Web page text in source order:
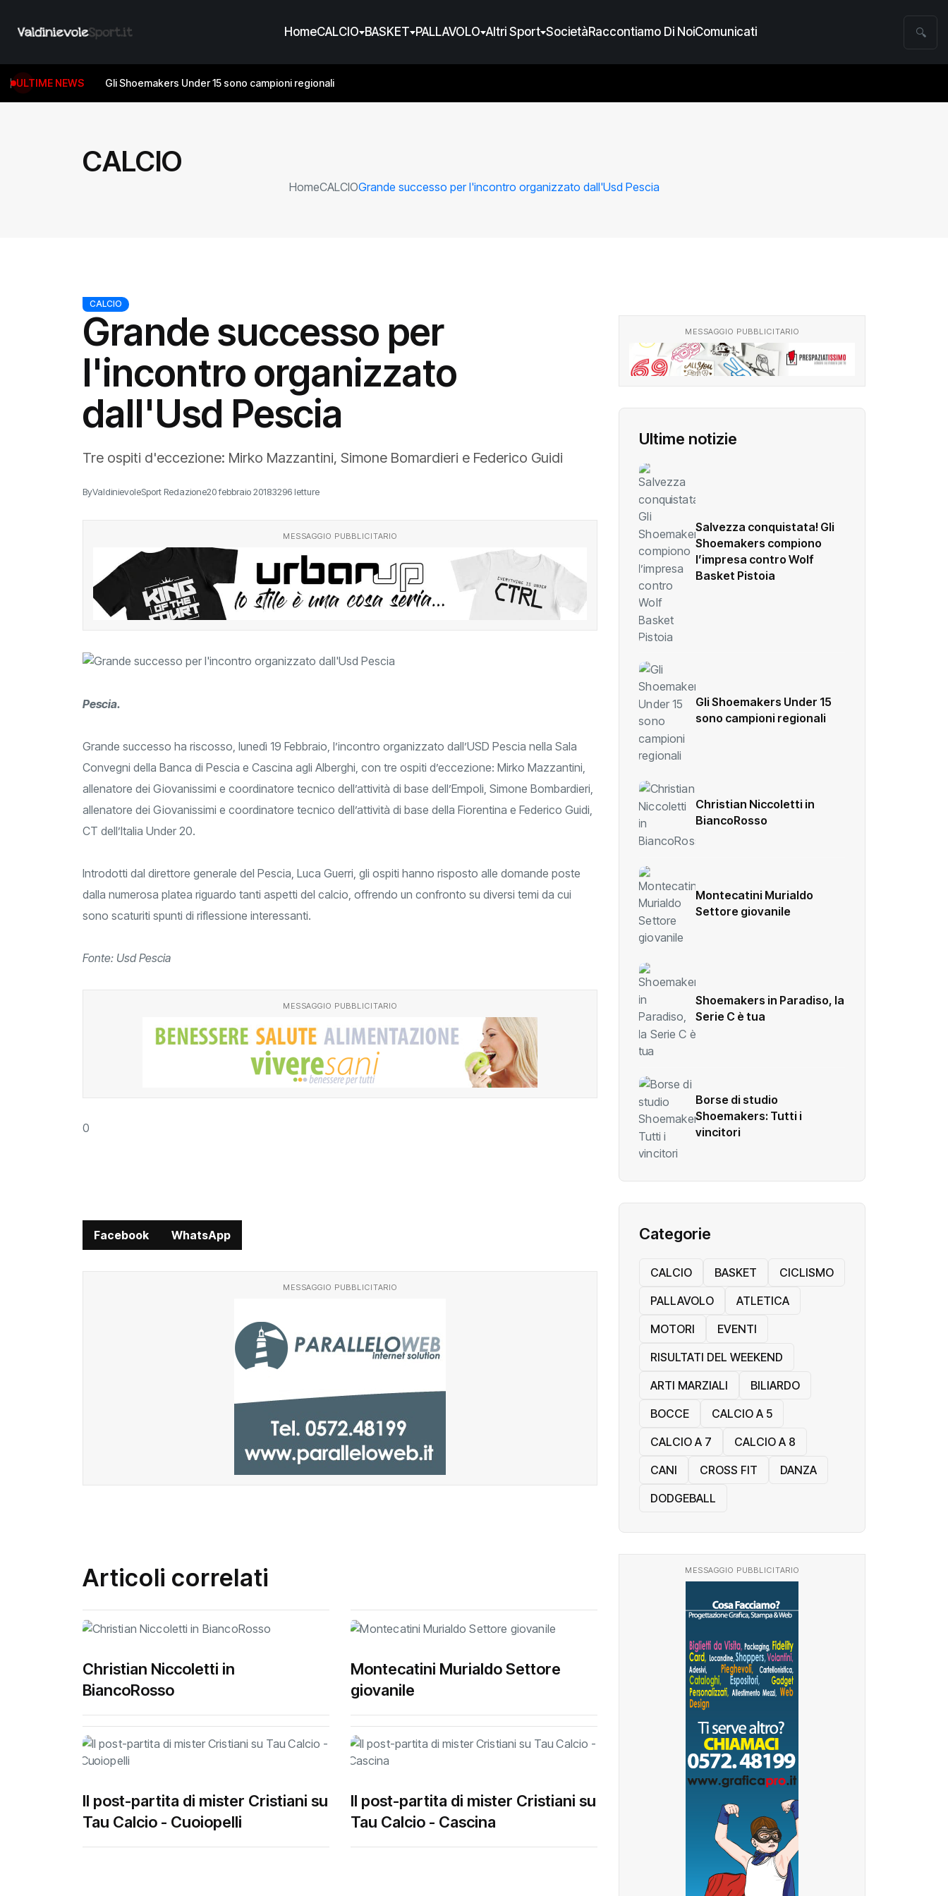
HomeCALCIO BASKET PALLAVOLO Altri Sport SocietàRaccontiamo Di NoiComunicati 🔍
ULTIME NEWS Gli Shoemakers Under 15 sono campioni regionali
CALCIO
HomeCALCIOGrande successo per l'incontro organizzato dall'Usd Pescia
CALCIO
Grande successo per
l'incontro organizzato
dall'Usd Pescia
Tre ospiti d'eccezione: Mirko Mazzantini, Simone Bomardieri e Federico Guidi
ByValdinievoleSport Redazione20 febbraio 20183296 letture
MESSAGGIO PUBBLICITARIO
Pescia.
Grande successo ha riscosso, lunedì 19 Febbraio, l’incontro organizzato dall’USD Pescia nella Sala
Convegni della Banca di Pescia e Cascina agli Alberghi, con tre ospiti d’eccezione: Mirko Mazzantini,
allenatore dei Giovanissimi e coordinatore tecnico dell’attività di base dell’Empoli, Simone Bombardieri,
allenatore dei Giovanissimi e coordinatore tecnico dell’attività di base della Fiorentina e Federico Guidi,
CT dell’Italia Under 20.
Introdotti dal direttore generale del Pescia, Luca Guerri, gli ospiti hanno risposto alle domande poste
dalla numerosa platea riguardo tanti aspetti del calcio, offrendo un confronto su diversi temi da cui
sono scaturiti spunti di riflessione interessanti.
Fonte: Usd Pescia
MESSAGGIO PUBBLICITARIO
0
Facebook WhatsApp
MESSAGGIO PUBBLICITARIO
Articoli correlati
Christian Niccoletti in
BiancoRosso
Montecatini Murialdo Settore
giovanile
Il post-partita di mister Cristiani su
Tau Calcio - Cuoiopelli
Il post-partita di mister Cristiani su
Tau Calcio - Cascina
MESSAGGIO PUBBLICITARIO
Ultime notizie
Salvezza conquistata! Gli
Shoemakers compiono
l’impresa contro Wolf
Basket Pistoia
Gli Shoemakers Under 15
sono campioni regionali
Christian Niccoletti in
BiancoRosso
Montecatini Murialdo
Settore giovanile
Shoemakers in Paradiso, la
Serie C è tua
Borse di studio
Shoemakers: Tutti i
vincitori
Categorie
CALCIO BASKET
CICLISMO
PALLAVOLO
ATLETICA
MOTORI
EVENTI
RISULTATI DEL WEEKEND
ARTI MARZIALI
BILIARDO
BOCCE
CALCIO A 5
CALCIO A 7
CALCIO A 8
CANI
CROSS FIT
DANZA
DODGEBALL
MESSAGGIO PUBBLICITARIO